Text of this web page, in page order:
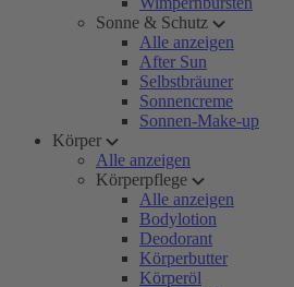
Sonne & Schutz
Alle anzeigen
After Sun
Selbstbräuner
Sonnencreme
Sonnen-Make-up
Körper
Alle anzeigen
Körperpflege
Alle anzeigen
Bodylotion
Deodorant
Körperbutter
Körperöl